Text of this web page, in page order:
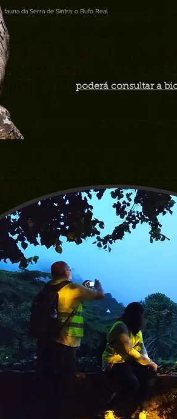
poderá consultar a
fauna da Serra de Sintra: o Bufo Real